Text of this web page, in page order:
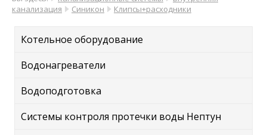
канализация
Синикон Клипсы+расходники
Котельное оборудование
Водонагреватели
Водоподготовка
Системы контроля протечки воды Нептун